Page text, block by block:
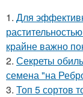
1. Для
крайне важно
2. Секреты
семена "на
3. Топ 5 сортов